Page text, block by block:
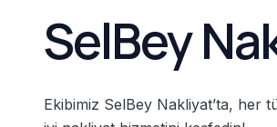
SelBey
Ekibimiz SelBey Nakliyat’ta, her